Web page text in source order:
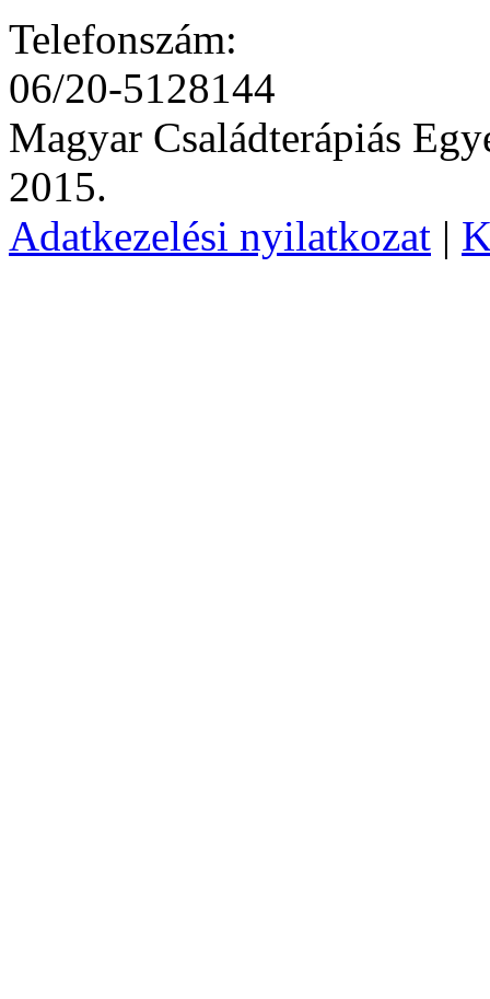
Telefonszám:
06/20-5128144
Magyar Családterápiás
2015.
Adatkezelési nyilatkozat |